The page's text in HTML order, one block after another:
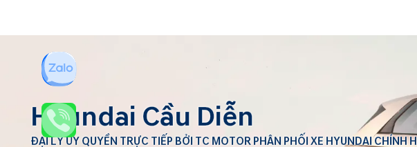
Hyundai Cầu Diễn
ĐẠI LÝ ỦY QUYỀN TRỰC TIẾP BỞI TC MOTOR PHÂN PHỐI XE HYUNDAI CHÍNH